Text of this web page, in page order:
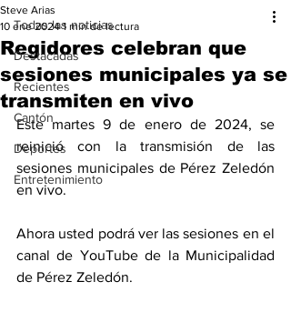
Todas las noticias
Destacadas
Recientes
Cantón
Deportes
Entretenimiento
Regidores celebran que
sesiones municipales ya se
transmiten en vivo
Steve Arias
10 ene 2024 1 min de lectura
Este martes 9 de enero de 2024, se
reinició con la transmisión de las
sesiones municipales de Pérez Zeledón
en vivo.
Ahora usted podrá ver las sesiones en el
canal de YouTube de la Municipalidad
de Pérez Zeledón.